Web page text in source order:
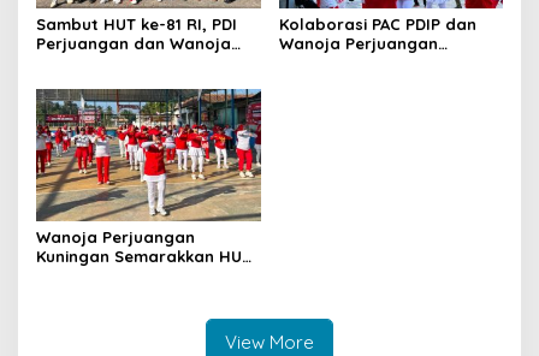
Sambut HUT ke-81 RI, PDI
Perjuangan dan Wanoja
Karang Taruna
Kolaborasi PAC PDIP dan
Wanoja Perjuangan
Wanoja Perjuangan
Kuningan Semarakkan HUT
View More